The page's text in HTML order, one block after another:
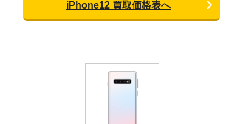
iPhone12 買取価格表へ